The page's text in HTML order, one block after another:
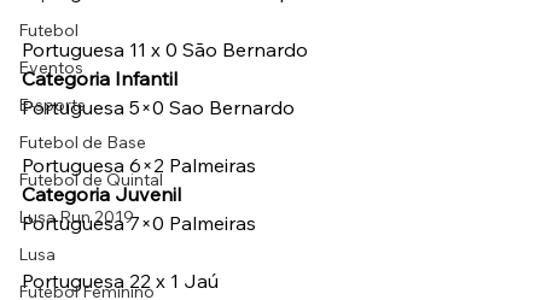
Futebol
Eventos
E-sports
Futebol de Base
Futebol de Quintal
Lusa Run 2019
Lusa
Futebol Feminino
Portuguesa 11 x 0 São Bernardo
Categoria Infantil
Portuguesa 5×0 Sao Bernardo
Portuguesa 6×2 Palmeiras
Categoria Juvenil
Portuguesa 7×0 Palmeiras
Portuguesa 22 x 1 Jaú